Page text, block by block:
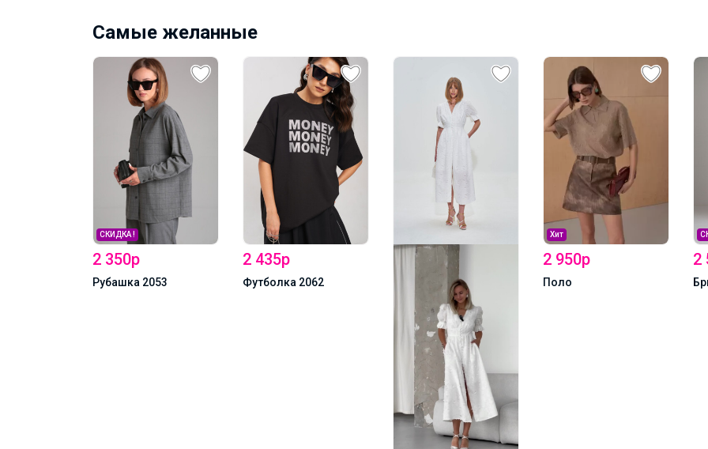
Самые желанные
2 435р
Футболка 2062
2 950р
СКИДКА !
2 521р
Брюки 3043
3